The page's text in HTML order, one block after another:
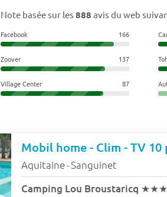
Note basée sur les 888 avis du web
Facebook 166
Zoover 137
Village Center 87
Mobil home - Clim - TV 10
Aquitaine-Sanguinet
Camping Lou Broustaricq